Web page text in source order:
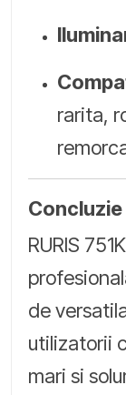
rarita,
Concluzie
RURIS
de
utilizatorii
mari si